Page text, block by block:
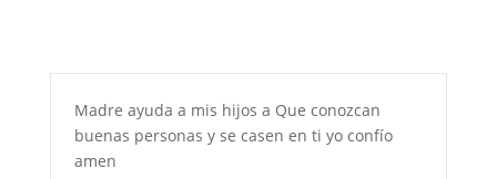
Madre ayuda a mis hijos a Que conozcan
buenas personas y se casen en ti yo confío
amen